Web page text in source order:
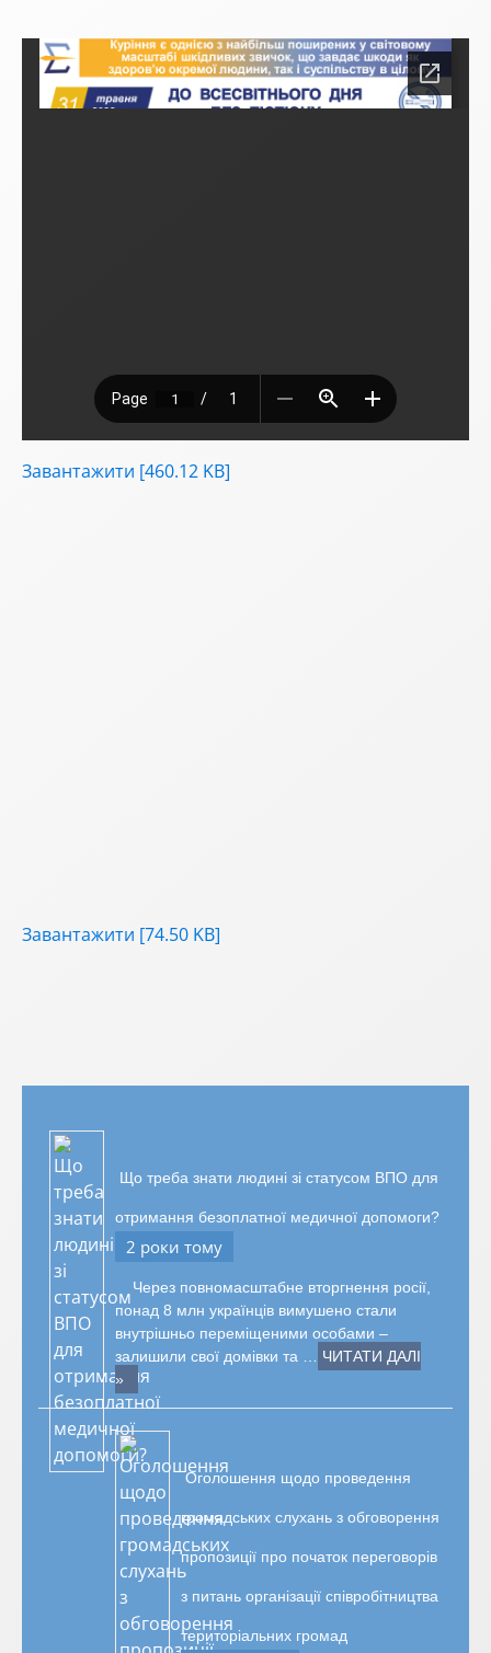
Завантажити [460.12 KB]
Завантажити [74.50 KB]
Що треба знати людині зі статусом ВПО для
отримання безоплатної медичної допомоги?
2 роки тому
Через повномасштабне вторгнення росії,
понад 8 млн українців вимушено стали
внутрішньо переміщеними особами –
залишили свої домівки та … ЧИТАТИ ДАЛІ
»
Оголошення щодо проведення
громадських слухань з обговорення
пропозиції про початок переговорів
з питань організації співробітництва
територіальних громад